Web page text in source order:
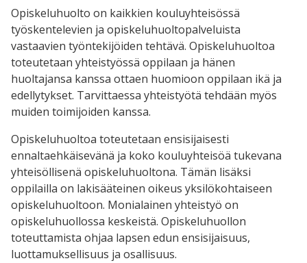
Opiskeluhuolto on kaikkien kouluyhteisössä
työskentelevien ja opiskeluhuoltopalveluista
vastaavien työntekijöiden tehtävä. Opiskeluhuoltoa
toteutetaan yhteistyössä oppilaan ja hänen
huoltajansa kanssa ottaen huomioon oppilaan ikä ja
edellytykset. Tarvittaessa yhteistyötä tehdään myös
muiden toimijoiden kanssa.
Opiskeluhuoltoa toteutetaan ensisijaisesti
ennaltaehkäisevänä ja koko kouluyhteisöä tukevana
yhteisöllisenä opiskeluhuoltona. Tämän lisäksi
oppilailla on lakisääteinen oikeus yksilökohtaiseen
opiskeluhuoltoon. Monialainen yhteistyö on
opiskeluhuollossa keskeistä. Opiskeluhuollon
toteuttamista ohjaa lapsen edun ensisijaisuus,
luottamuksellisuus ja osallisuus.